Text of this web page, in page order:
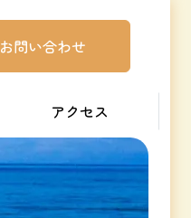
お問い合わせ
アクセス